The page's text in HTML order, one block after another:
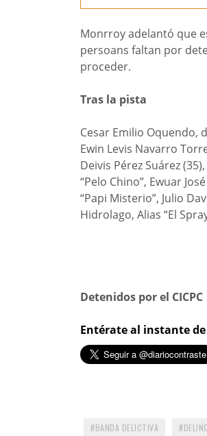
Monrroy adelantó que
persoans faltan por
proceder.
Tras la pista
Cesar Emilio Oquendo,
Ewin Levis Navarro
Deivis Pérez Suárez
“Pelo Chino”, Ewuar
“Papi Misterio”, Julio
Hidrolago, Alias “El
Detenidos por el CICPC
Entérate al instante
BANDA DELICTIVA